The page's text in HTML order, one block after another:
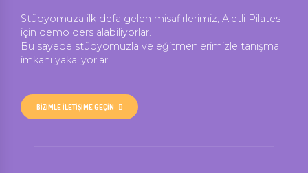
Stüdyomuza ilk defa gelen misafirlerimiz, Aletli Pilates
için demo ders alabiliyorlar.
Bu sayede stüdyomuzla ve eğitmenlerimizle tanışma
imkanı yakalıyorlar.
BİZİMLE İLETİŞİME GEÇİN